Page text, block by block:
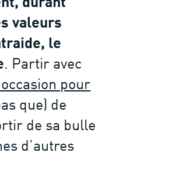
durant
valeurs
le
. Partir avec
pour
que) de
de sa bulle
d’autres